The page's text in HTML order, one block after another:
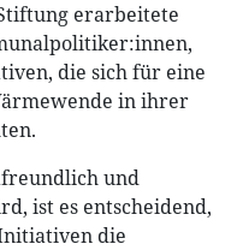
erarbeitete
die sich für eine
in ihrer
und
ist es entscheidend,
die